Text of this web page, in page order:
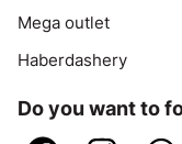
Mega outlet
Haberdashery
Do you want to